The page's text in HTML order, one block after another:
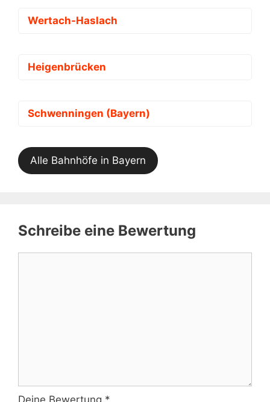
Wertach-Haslach
Heigenbrücken
Schwenningen (Bayern)
Alle Bahnhöfe in Bayern
Schreibe eine Bewertung